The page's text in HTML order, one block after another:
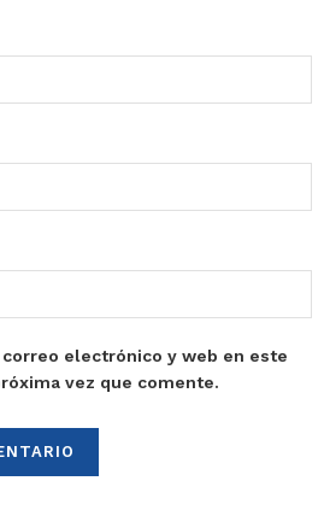
electrónico y web en este
vez que comente.